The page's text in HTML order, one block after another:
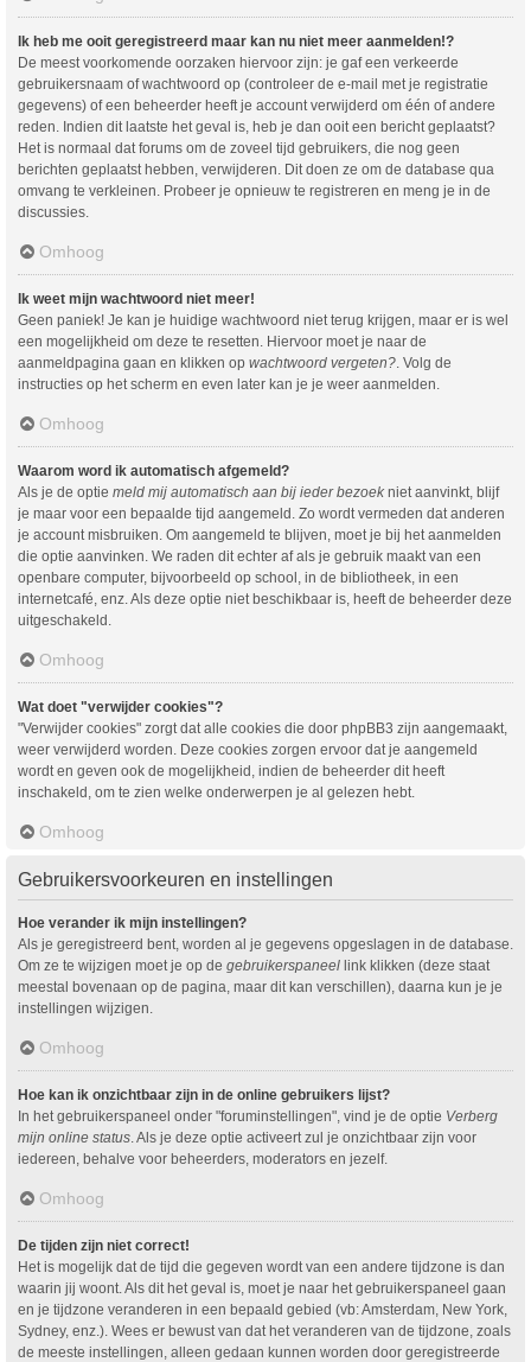
Ik heb me ooit geregistreerd maar kan nu niet meer aanmelden!?
De meest voorkomende oorzaken hiervoor zijn: je gaf een verkeerde
gebruikersnaam of wachtwoord op (controleer de e-mail met je registratie
gegevens) of een beheerder heeft je account verwijderd om één of andere
reden. Indien dit laatste het geval is, heb je dan ooit een bericht geplaatst?
Het is normaal dat forums om de zoveel tijd gebruikers, die nog geen
berichten geplaatst hebben, verwijderen. Dit doen ze om de database qua
omvang te verkleinen. Probeer je opnieuw te registreren en meng je in de
discussies.
Omhoog
Ik weet mijn wachtwoord niet meer!
Geen paniek! Je kan je huidige wachtwoord niet terug krijgen, maar er is wel
een mogelijkheid om deze te resetten. Hiervoor moet je naar de
aanmeldpagina gaan en klikken op wachtwoord vergeten? . Volg de
instructies op het scherm en even later kan je je weer aanmelden.
Omhoog
Waarom word ik automatisch afgemeld?
Als je de optie meld mij automatisch aan bij ieder bezoek niet aanvinkt, blijf
je maar voor een bepaalde tijd aangemeld. Zo wordt vermeden dat anderen
je account misbruiken. Om aangemeld te blijven, moet je bij het aanmelden
die optie aanvinken. We raden dit echter af als je gebruik maakt van een
openbare computer, bijvoorbeeld op school, in de bibliotheek, in een
internetcafé, enz. Als deze optie niet beschikbaar is, heeft de beheerder deze
uitgeschakeld.
Omhoog
Wat doet "verwijder cookies"?
"Verwijder cookies" zorgt dat alle cookies die door phpBB3 zijn aangemaakt,
weer verwijderd worden. Deze cookies zorgen ervoor dat je aangemeld
wordt en geven ook de mogelijkheid, indien de beheerder dit heeft
inschakeld, om te zien welke onderwerpen je al gelezen hebt.
Omhoog
Gebruikersvoorkeuren en instellingen
Hoe verander ik mijn instellingen?
Als je geregistreerd bent, worden al je gegevens opgeslagen in de database.
Om ze te wijzigen moet je op de gebruikerspaneel link klikken (deze staat
meestal bovenaan op de pagina, maar dit kan verschillen), daarna kun je je
instellingen wijzigen.
Omhoog
Hoe kan ik onzichtbaar zijn in de online gebruikers lijst?
In het gebruikerspaneel onder "foruminstellingen", vind je de optie Verberg
mijn online status . Als je deze optie activeert zul je onzichtbaar zijn voor
iedereen, behalve voor beheerders, moderators en jezelf.
Omhoog
De tijden zijn niet correct!
Het is mogelijk dat de tijd die gegeven wordt van een andere tijdzone is dan
waarin jij woont. Als dit het geval is, moet je naar het gebruikerspaneel gaan
en je tijdzone veranderen in een bepaald gebied (vb: Amsterdam, New York,
Sydney, enz.). Wees er bewust van dat het veranderen van de tijdzone, zoals
de meeste instellingen, alleen gedaan kunnen worden door geregistreerde